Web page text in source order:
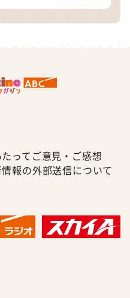
って ご意見・ご感想
報の外部送信について